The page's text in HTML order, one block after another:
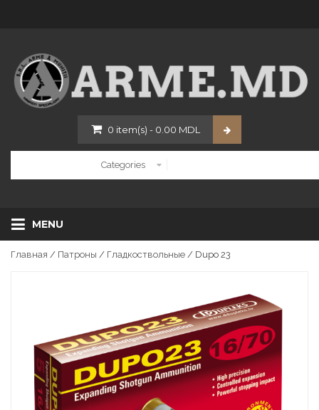
0 item(s) - 0.00 MDL
MENU
Главная / Патроны / Гладкоствольные / Dupo 23